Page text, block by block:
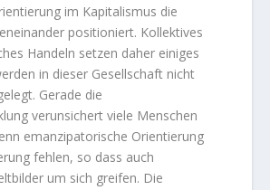
im Kapitalismus die
positioniert. Kollektives
Handeln setzen daher einiges
in dieser Gesellschaft nicht
Gerade die
verunsichert viele Menschen
emanzipatorische Orientierung
fehlen, so dass auch
um sich greifen. Die